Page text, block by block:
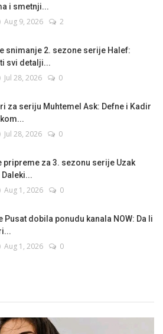
i smetnji...
Aug 9, 2026 2
snimanje 2. sezone serije Halef:
svi detalji...
Jul 28, 2026 0
za seriju Muhtemel Ask: Defne i Kadir
Jul 28, 2026 0
pripreme za 3. sezonu serije Uzak
Aug 1, 2026 0
Pusat dobila ponudu kanala NOW: Da li
Aug 1, 2026 0